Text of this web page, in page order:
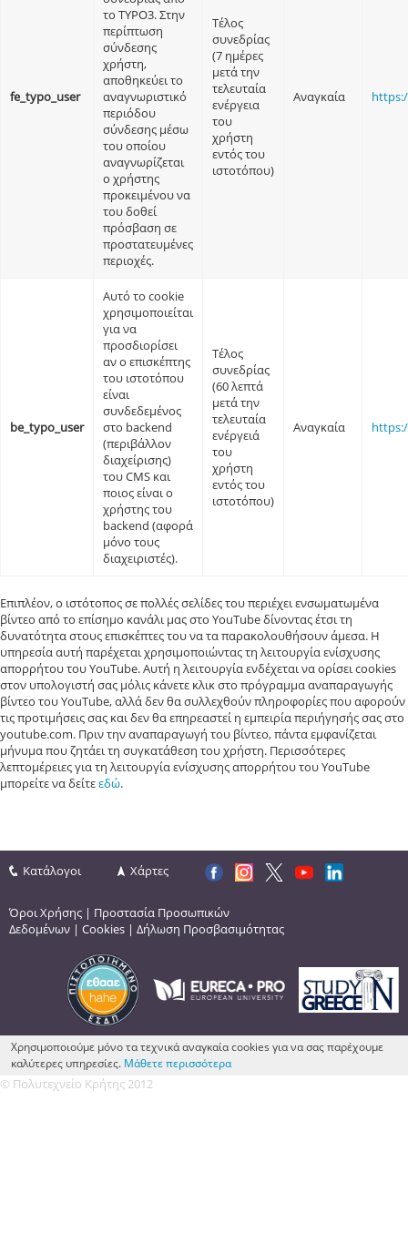
fe_typo_user
το TYPO3. Στην
περίπτωση
σύνδεσης
χρήστη,
αποθηκεύει το
αναγνωριστικό
περιόδου
σύνδεσης μέσω
του οποίου
αναγνωρίζεται
ο χρήστης
προκειμένου να
του δοθεί
πρόσβαση σε
προστατευμένες
περιοχές.
Τέλος
συνεδρίας
(7 ημέρες
μετά την
τελευταία
ενέργεια
του
χρήστη
εντός του
ιστοτόπου)
Αναγκαία
be_typo_user
Αυτό το cookie
χρησιμοποιείται
για να
προσδιορίσει
αν ο επισκέπτης
του ιστοτόπου
είναι
συνδεδεμένος
στο backend
(περιβάλλον
διαχείρισης)
του CMS και
ποιος είναι ο
χρήστης του
backend (αφορά
μόνο τους
διαχειριστές).
Τέλος
συνεδρίας
(60 λεπτά
μετά την
τελευταία
ενέργειά
του
χρήστη
εντός του
ιστοτόπου)
Αναγκαία
Επιπλέον, ο ιστότοπος σε πολλές σελίδες του περιέχει ενσωματωμένα
βίντεο από το επίσημο κανάλι μας στο YouTube δίνοντας έτσι τη
δυνατότητα στους επισκέπτες του να τα παρακολουθήσουν άμεσα. Η
υπηρεσία αυτή παρέχεται χρησιμοποιώντας τη λειτουργία ενίσχυσης
απορρήτου του YouTube. Αυτή η λειτουργία ενδέχεται να ορίσει cookies
στον υπολογιστή σας μόλις κάνετε κλικ στο πρόγραμμα αναπαραγωγής
βίντεο του YouTube, αλλά δεν θα συλλεχθούν πληροφορίες που αφορούν
τις προτιμήσεις σας και δεν θα επηρεαστεί η εμπειρία περιήγησής σας στο
youtube.com. Πριν την αναπαραγωγή του βίντεο, πάντα εμφανίζεται
μήνυμα που ζητάει τη συγκατάθεση του χρήστη. Περισσότερες
λεπτομέρειες για τη λειτουργία ενίσχυσης απορρήτου του YouTube
μπορείτε να δείτεεδώ.
Κατάλογοι Χάρτες
Όροι Χρήσης | Προστασία Προσωπικών
Δεδομένων | Cookies | Δήλωση Προσβασιμότητας
Χρησιμοποιούμε μόνο τα τεχνικά αναγκαία cookies για να σας παρέχουμε
καλύτερες υπηρεσίες. Μάθετε περισσότερα
© Πολυτεχνείο Κρήτης 2012